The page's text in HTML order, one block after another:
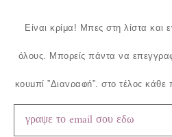
Είναι κρίμα! Μπες στη λίστα και
όλους. Μπορείς πάντα να
κουμπί ”Διαγραφή”, στο τέλος κάθε